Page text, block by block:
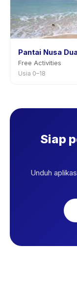
Pantai Nusa
Free Activities
Usia 0–18
Siap
Unduh